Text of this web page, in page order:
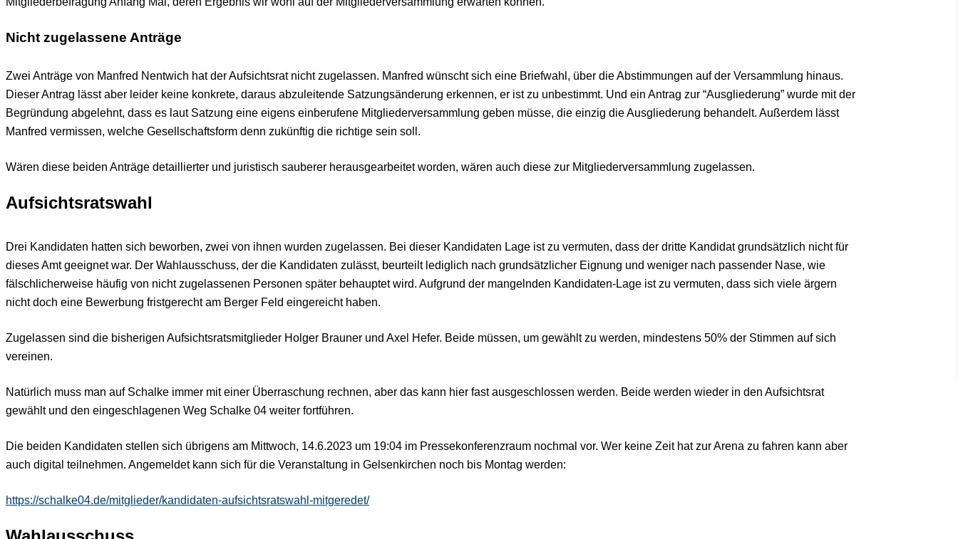
Nicht zugelassene Anträge
Zwei Anträge von Manfred Nentwich hat der Aufsichtsrat nicht zugelassen. Manfred wünscht sich eine Briefwahl, über die Abstimmungen auf der Versammlung hinaus.
Dieser Antrag lässt aber leider keine konkrete, daraus abzuleitende Satzungsänderung erkennen, er ist zu unbestimmt. Und ein Antrag zur “Ausgliederung” wurde mit der
Begründung abgelehnt, dass es laut Satzung eine eigens einberufene Mitgliederversammlung geben müsse, die einzig die Ausgliederung behandelt. Außerdem lässt
Manfred vermissen, welche Gesellschaftsform denn zukünftig die richtige sein soll.
Wären diese beiden Anträge detaillierter und juristisch sauberer herausgearbeitet worden, wären auch diese zur Mitgliederversammlung zugelassen.
Aufsichtsratswahl
Drei Kandidaten hatten sich beworben, zwei von ihnen wurden zugelassen. Bei dieser Kandidaten Lage ist zu vermuten, dass der dritte Kandidat grundsätzlich nicht für
dieses Amt geeignet war. Der Wahlausschuss, der die Kandidaten zulässt, beurteilt lediglich nach grundsätzlicher Eignung und weniger nach passender Nase, wie
fälschlicherweise häufig von nicht zugelassenen Personen später behauptet wird. Aufgrund der mangelnden Kandidaten-Lage ist zu vermuten, dass sich viele ärgern
nicht doch eine Bewerbung fristgerecht am Berger Feld eingereicht haben.
Zugelassen sind die bisherigen Aufsichtsratsmitglieder Holger Brauner und Axel Hefer. Beide müssen, um gewählt zu werden, mindestens 50% der Stimmen auf sich
vereinen.
Natürlich muss man auf Schalke immer mit einer Überraschung rechnen, aber das kann hier fast ausgeschlossen werden. Beide werden wieder in den Aufsichtsrat
gewählt und den eingeschlagenen Weg Schalke 04 weiter fortführen.
Die beiden Kandidaten stellen sich übrigens am Mittwoch, 14.6.2023 um 19:04 im Pressekonferenzraum nochmal vor. Wer keine Zeit hat zur Arena zu fahren kann aber
auch digital teilnehmen. Angemeldet kann sich für die Veranstaltung in Gelsenkirchen noch bis Montag werden:
https://schalke04.de/mitglieder/kandidaten-aufsichtsratswahl-mitgeredet/